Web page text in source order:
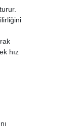
hız